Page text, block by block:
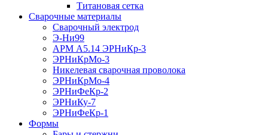
Титановая сетка
Сварочные материалы
Сварочный электрод
Э-Ни99
АРМ А5.14 ЭРНиКр-3
ЭРНиКрМо-3
Никелевая сварочная проволока
ЭРНиКрМо-4
ЭРНиФеКр-2
ЭРНиКу-7
ЭРНиФеКр-1
Формы